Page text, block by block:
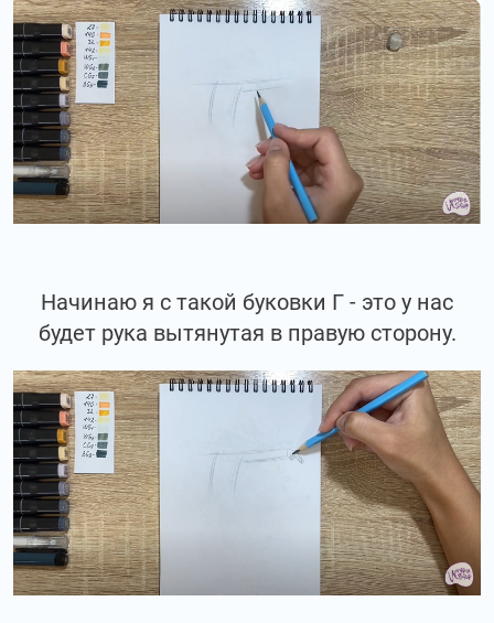
Начинаю я с такой буковки Г - это у нас
будет рука вытянутая в правую сторону.